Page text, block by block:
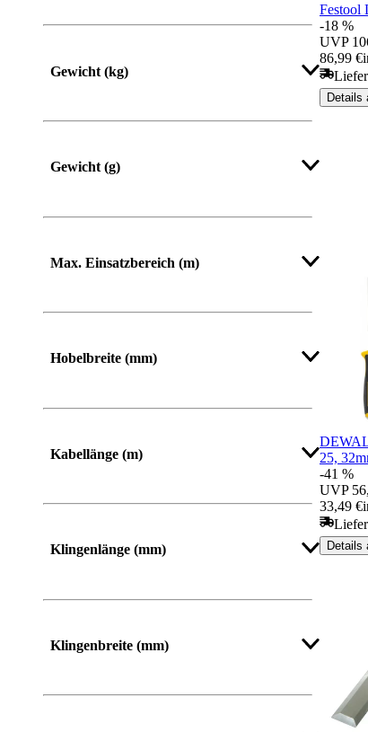
Gewicht (kg)
Gewicht (g)
Max. Einsatzbereich (m)
Hobelbreite (mm)
Kabellänge (m)
Klingenlänge (mm)
Klingenbreite (mm)
Festool
-18 %
UVP
86,99 €
Details
25,
-41 %
UVP
33,49 €
Details